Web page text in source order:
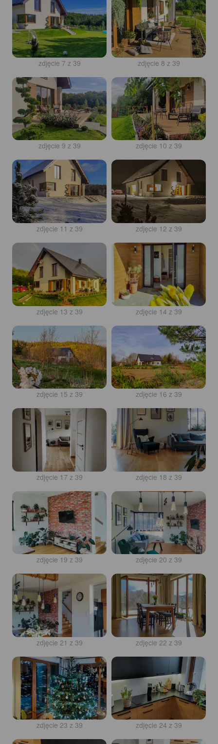
zdjęcie 7 z 39 zdjęcie 8 z 39
zdjęcie 9 z 39 zdjęcie 10 z 39
zdjęcie 11 z 39 zdjęcie 12 z 39
zdjęcie 13 z 39 zdjęcie 14 z 39
zdjęcie 15 z 39 zdjęcie 16 z 39
zdjęcie 17 z 39 zdjęcie 18 z 39
zdjęcie 19 z 39 zdjęcie 20 z 39
zdjęcie 21 z 39 zdjęcie 22 z 39
zdjęcie 23 z 39 zdjęcie 24 z 39